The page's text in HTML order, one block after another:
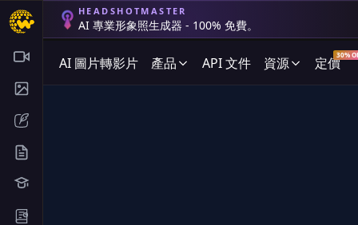
HEADSHOTMASTER
AI 專業形象照生成器 - 100% 免費。
AI 圖片轉影片 產品 API 文件 資源 定價30%